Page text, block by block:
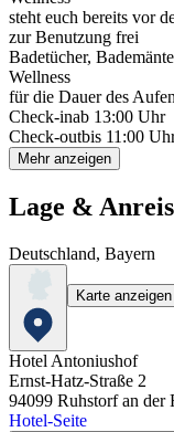
steht euch bereits vor
zur Benutzung frei
Badetücher,
Wellness
für die Dauer des
Check-inab 13:00 Uhr
Check-outbis 11:00
Mehr anzeigen
Lage &
Deutschland, Bayern
Karte anzeigen
Hotel Antoniushof
Ernst-Hatz-Straße 2
94099 Ruhstorf an der
Hotel-Seite